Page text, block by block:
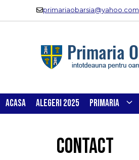
primariaobarsia@yahoo.com
ACASA ALEGERI 2025 PRIMARIA
CONTACT